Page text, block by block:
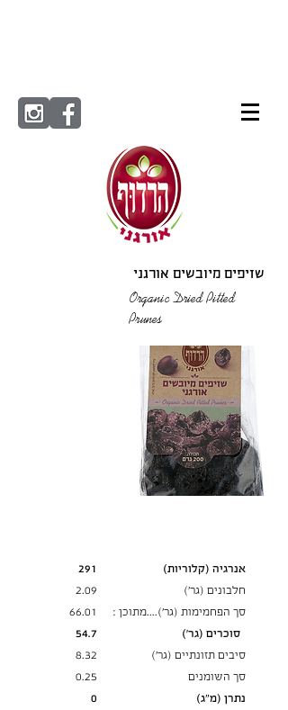
שזיפים מיובשים אורגני
Organic Dried Pitted
Prunes
אנרגיה (קלוריות)
חלבונים (גר׳)
סך הפחמימות (גר')....מתוכן :
סוכרים (גר׳)
סיבים תזונתיים (גר׳)
סך השומנים
נתרן (מ"ג)
291
2.09
66.01
54.7
8.32
0.25
0